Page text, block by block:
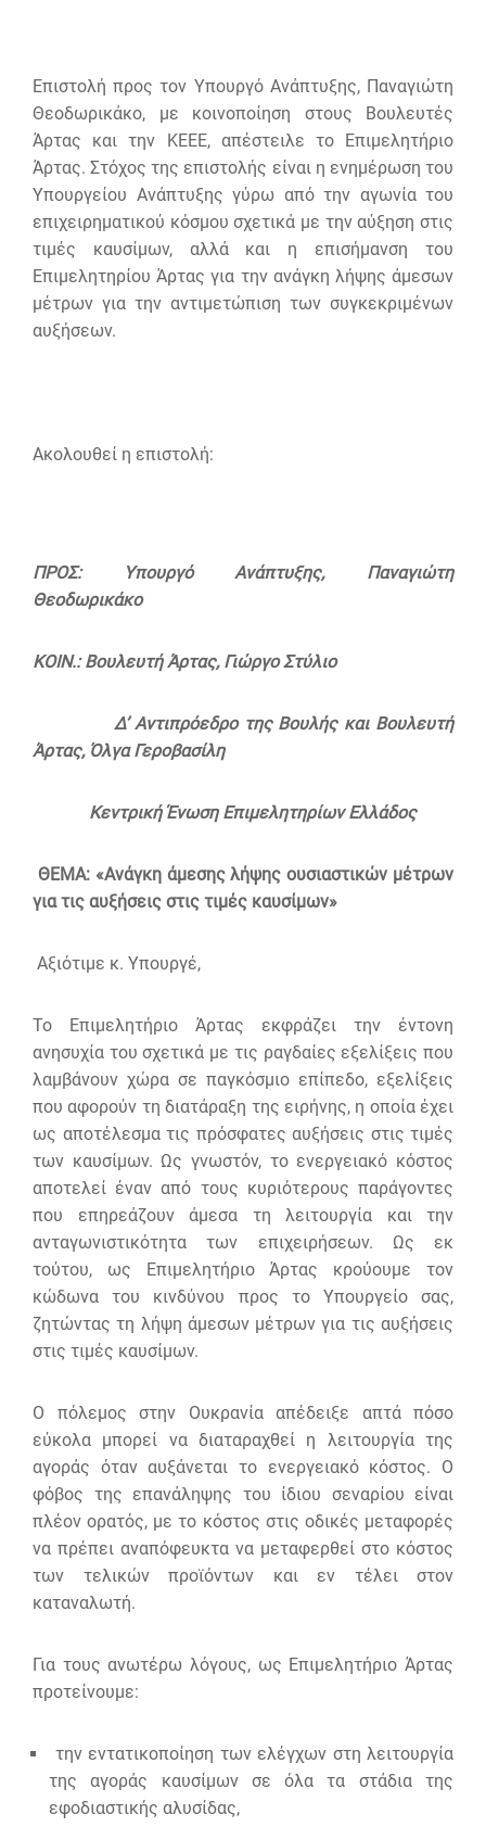
Επιστολή προς τον Υπουργό Ανάπτυξης, Παναγιώτη
Θεοδωρικάκο, με κοινοποίηση στους Βουλευτές
Άρτας και την ΚΕΕΕ, απέστειλε το Επιμελητήριο
Άρτας. Στόχος της επιστολής είναι η ενημέρωση του
Υπουργείου Ανάπτυξης γύρω από την αγωνία του
επιχειρηματικού κόσμου σχετικά με την αύξηση στις
τιμές καυσίμων, αλλά και η επισήμανση του
Επιμελητηρίου Άρτας για την ανάγκη λήψης άμεσων
μέτρων για την αντιμετώπιση των συγκεκριμένων
αυξήσεων.
Ακολουθεί η επιστολή:
ΠΡΟΣ: Υπουργό Ανάπτυξης, Παναγιώτη
Θεοδωρικάκο
ΚΟΙΝ.:Βουλευτή Άρτας, Γιώργο Στύλιο
Δ’ Αντιπρόεδρο της Βουλής και Βουλευτή
Άρτας, Όλγα Γεροβασίλη
Κεντρική Ένωση Επιμελητηρίων Ελλάδος
ΘΕΜΑ: «Ανάγκη άμεσης λήψης ουσιαστικών μέτρων
για τις αυξήσεις στις τιμές καυσίμων»
Αξιότιμε κ. Υπουργέ,
Το Επιμελητήριο Άρτας εκφράζει την έντονη
ανησυχία του σχετικά με τις ραγδαίες εξελίξεις που
λαμβάνουν χώρα σε παγκόσμιο επίπεδο, εξελίξεις
που αφορούν τη διατάραξη της ειρήνης, η οποία έχει
ως αποτέλεσμα τις πρόσφατες αυξήσεις στις τιμές
των καυσίμων. Ως γνωστόν, το ενεργειακό κόστος
αποτελεί έναν από τους κυριότερους παράγοντες
που επηρεάζουν άμεσα τη λειτουργία και την
ανταγωνιστικότητα των επιχειρήσεων. Ως εκ
τούτου, ως Επιμελητήριο Άρτας κρούουμε τον
κώδωνα του κινδύνου προς το Υπουργείο σας,
ζητώντας τη λήψη άμεσων μέτρων για τις αυξήσεις
στις τιμές καυσίμων.
Ο πόλεμος στην Ουκρανία απέδειξε απτά πόσο
εύκολα μπορεί να διαταραχθεί η λειτουργία της
αγοράς όταν αυξάνεται το ενεργειακό κόστος. Ο
φόβος της επανάληψης του ίδιου σεναρίου είναι
πλέον ορατός, με το κόστος στις οδικές μεταφορές
να πρέπει αναπόφευκτα να μεταφερθεί στο κόστος
των τελικών προϊόντων και εν τέλει στον
καταναλωτή.
Για τους ανωτέρω λόγους, ως Επιμελητήριο Άρτας
προτείνουμε:
την εντατικοποίηση των ελέγχων στη λειτουργία
της αγοράς καυσίμων σε όλα τα στάδια της
εφοδιαστικής αλυσίδας,